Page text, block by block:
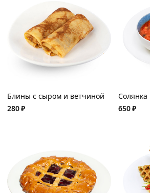
Блины с сыром и ветчиной
280₽
Солянка
650₽